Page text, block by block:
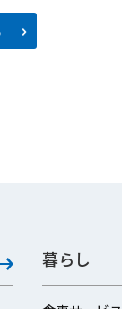
暮らし